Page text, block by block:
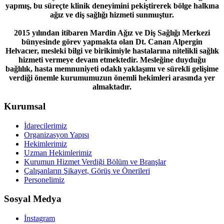
yapmış, bu süreçte klinik deneyimini pekiştirerek bölge halkına
ağız ve diş sağlığı hizmeti sunmuştur.
2015 yılından itibaren Mardin Ağız ve Diş Sağlığı Merkezi
bünyesinde görev yapmakta olan Dt. Canan Alpergin
Helvacıer, mesleki bilgi ve birikimiyle hastalarına nitelikli sağlık
hizmeti vermeye devam etmektedir. Mesleğine duyduğu
bağlılık, hasta memnuniyeti odaklı yaklaşımı ve sürekli gelişime
verdiği önemle kurumumuzun önemli hekimleri arasında yer
almaktadır.
Kurumsal
İdarecilerimiz
Organizasyon Yapısı
Hekimlerimiz
Uzman Hekimlerimiz
Kurumun Hizmet Verdiği Bölüm ve Branşlar
Çalışanların Şikayet, Görüş ve Önerileri
Personelimiz
Sosyal Medya
İnstagram